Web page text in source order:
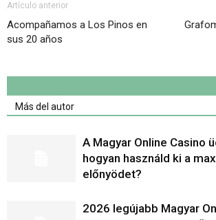
Artículo anterior
Acompañamos a Los Pinos en
sus 20 años
Más del autor
A Magyar Online Casino
hogyan használd ki a
előnyödet?
2026 legújabb Magyar